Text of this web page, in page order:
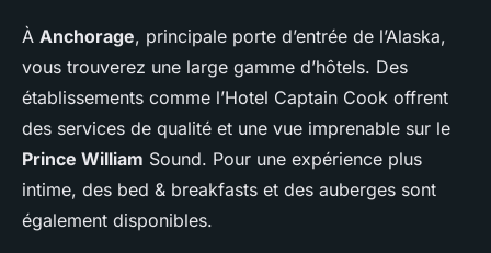
À Anchorage, principale porte d’entrée de l’Alaska,
vous trouverez une large gamme d’hôtels. Des
établissements comme l’Hotel Captain Cook offrent
des services de qualité et une vue imprenable sur le
Prince William Sound. Pour une expérience plus
intime, des bed & breakfasts et des auberges sont
également disponibles.